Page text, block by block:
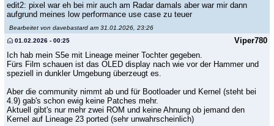
edit2: pixel war eh bei mir auch am Radar damals aber war mir dann
aufgrund meines low performance use case zu teuer
Bearbeitet von davebastard am 31.01.2026, 23:26
Viper780
01.02.2026 - 00:25
Ich hab mein S5e mit Lineage meiner Tochter gegeben.
Fürs Film schauen ist das OLED display nach wie vor der Hammer und
speziell in dunkler Umgebung überzeugt es.
Aber die community nimmt ab und für Bootloader und Kernel (steht bei
4.9) gab's schon ewig keine Patches mehr.
Aktuell gibt's nur mehr zwei ROM und keine Ahnung ob jemand den
Kernel auf Lineage 23 ported (sehr unwahrscheinlich)